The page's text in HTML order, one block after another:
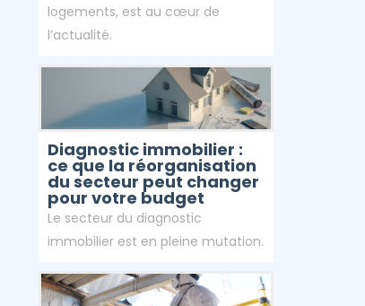
logements, est au cœur de
l’actualité.
Diagnostic immobilier :
ce que la réorganisation
du secteur peut changer
pour votre budget
Le secteur du diagnostic
immobilier est en pleine mutation.